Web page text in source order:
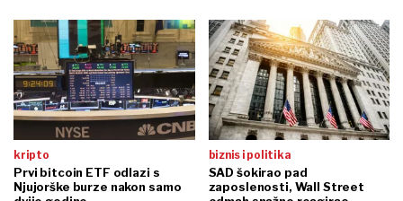
kripto
Prvi bitcoin ETF odlazi s
Njujorške burze nakon samo
biznis i politika
SAD šokirao pad
zaposlenosti, Wall Street